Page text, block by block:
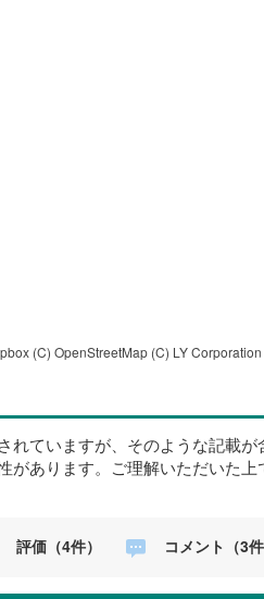
(C) OpenStreetMap (C) LY Corporation
ていますが、そのような記載が
あります。ご理解いただいた上
評価（4件） コメント（3件